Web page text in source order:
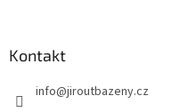
Kontakt
info@jiroutbazeny.cz